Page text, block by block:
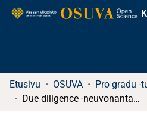
Etusivu OSUVA
Due diligence -neuvonantajan vahingonkorvausvastuu